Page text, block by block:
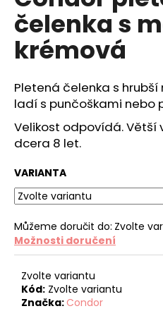
0,0
z
5
hvězdiček.
čelenka s
krémová
Pletená čelenka s
ladí s punčoškami nebo
Velikost odpovídá. Větší
dcera 8 let.
VARIANTA
Můžeme doručit do: Zvolte
Možnosti doručení
Zvolte variantu
Kód: Zvolte variantu
Značka: Condor
a
j
í
?
D
o
p
o
u